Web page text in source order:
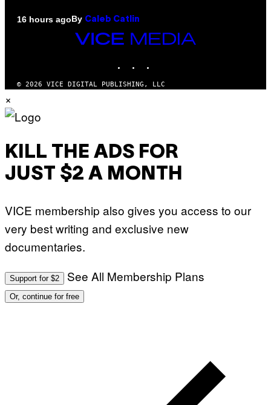
16 hours agoBy Caleb Catlin
VICE
© 2026 VICE DIGITAL PUBLISHING, LLC
×
KILL THE ADS FOR
JUST $2 A MONTH
VICE membership also gives you access to our
very best writing and exclusive new
documentaries.
Support for $2 See All Membership Plans
Or, continue for free